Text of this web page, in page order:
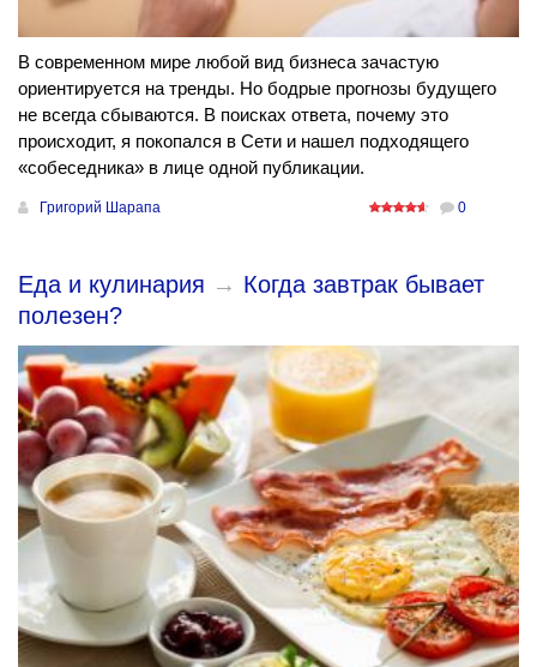
В современном мире любой вид бизнеса зачастую
ориентируется на тренды. Но бодрые прогнозы будущего
не всегда сбываются. В поисках ответа, почему это
происходит, я покопался в Сети и нашел подходящего
«собеседника» в лице одной публикации.
Григорий Шарапа 0
Еда и кулинария → Когда завтрак бывает
полезен?